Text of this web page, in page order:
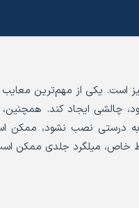
است. یکی از مهم‌ترین معایب
چالشی ایجاد کند.
به درستی نصب نشود،
خاص، میلگرد جلدی ممکن است